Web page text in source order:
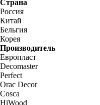
Страна
Россия
Китай
Бельгия
Корея
Производитель
Европласт
Decomaster
Perfect
Orac Decor
Cosca
HiWood